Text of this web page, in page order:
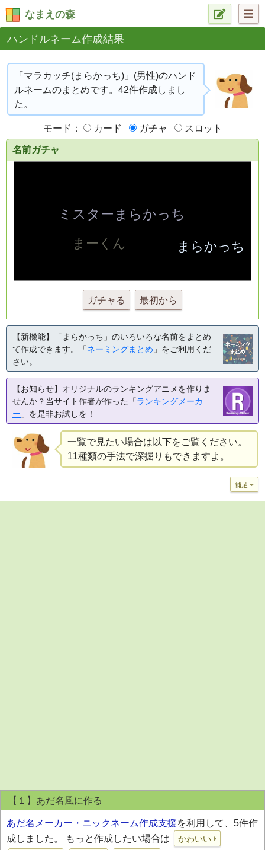
なまえの森
ハンドルネーム作成結果
「マラカッチ(まらかっち)」(男性)のハンド
ルネームのまとめです。42件作成しまし
た。
モード： カード ガチャ スロット
名前ガチャ
ガチャる 最初から
【新機能】「まらかっち」のいろいろな名前をまとめ
て作成できます。「ネーミングまとめ 」をご利用くだ
さい。
【お知らせ】オリジナルのランキングアニメを作りま
せんか？当サイト作者が作った「ランキングメーカ
ー 」を是非お試しを！
一覧で見たい場合は以下をご覧ください。
11種類の手法で深掘りもできますよ。
補足
【１】あだ名風に作る
あだ名メーカー・ニックネーム作成支援を利用して、5件作
成しました。 もっと作成したい場合は
かわいい